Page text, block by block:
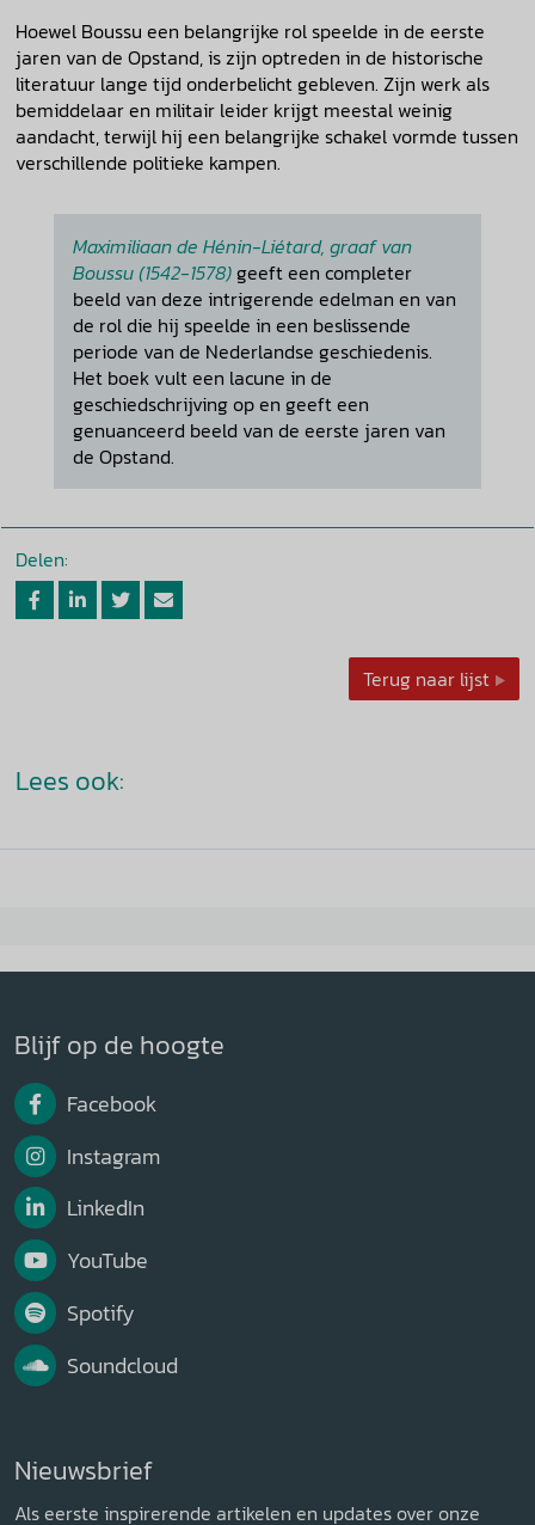
Hoewel Boussu een belangrijke rol speelde in de eerste
jaren van de Opstand, is zijn optreden in de historische
literatuur lange tijd onderbelicht gebleven. Zijn werk als
bemiddelaar en militair leider krijgt meestal weinig
aandacht, terwijl hij een belangrijke schakel vormde tussen
verschillende politieke kampen.
Maximiliaan de Hénin-Liétard, graaf van
Boussu (1542-1578)geeft een completer
beeld van deze intrigerende edelman en van
de rol die hij speelde in een beslissende
periode van de Nederlandse geschiedenis.
Het boek vult een lacune in de
geschiedschrijving op en geeft een
genuanceerd beeld van de eerste jaren van
de Opstand.
Delen:
Terug naar lijst
Lees ook:
Blijf op de hoogte
Facebook
Instagram
LinkedIn
YouTube
Spotify
Soundcloud
Nieuwsbrief
Als eerste inspirerende artikelen en updates over onze